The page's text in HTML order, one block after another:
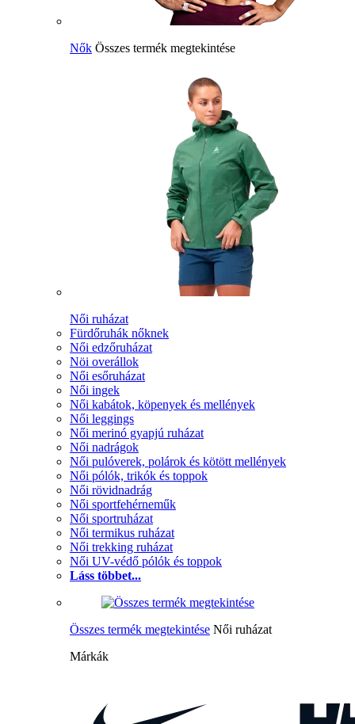
Nők Összes termék megtekintése
Női ruházat
Fürdőruhák nőknek
Női edzőruházat
Nöi overállok
Női esőruházat
Női ingek
Női kabátok, köpenyek és mellények
Női leggings
Női merinó gyapjú ruházat
Női nadrágok
Női pulóverek, polárok és kötött mellények
Női pólók, trikók és toppok
Női rövidnadrág
Női sportfehérneműk
Női sportruházat
Női termikus ruházat
Női trekking ruházat
Női UV-védő pólók és toppok
Láss többet...
Összes termék megtekintése Női ruházat
Márkák